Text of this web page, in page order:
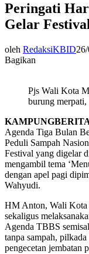
Peringati
Gelar
oleh RedaksiKBID
Bagikan
Pjs Wali Kota
burung
Agenda Tiga Bulan
Peduli Sampah
Festival yang digelar
mengambil tema
dengan apel pagi
Wahyudi.
HM Anton, Wali Kota
sekaligus
Agenda TBBS
tanpa sampah,
pengecetan jembatan